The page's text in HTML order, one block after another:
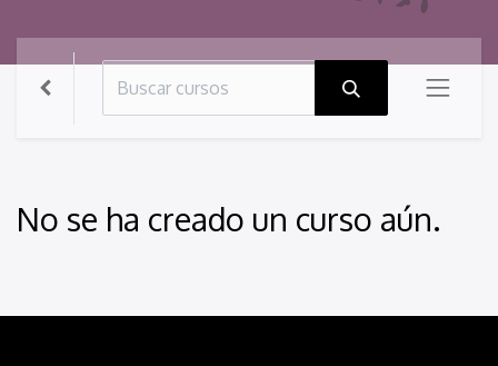
No se ha creado un curso aún.